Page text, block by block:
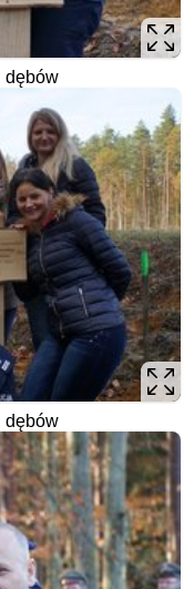
dębów
dębów